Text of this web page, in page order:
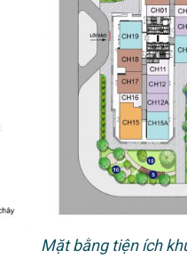
Mặt bằng tiện ích